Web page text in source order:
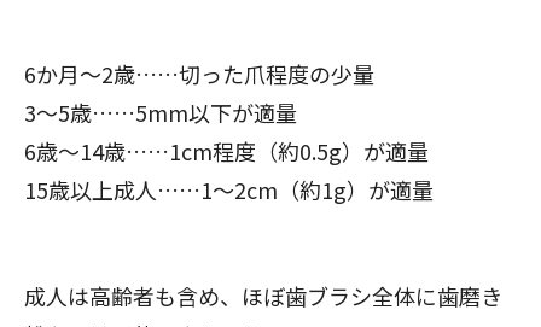
6か月～2歳……切った爪程度の少量
3～5歳……5mm以下が適量
6歳～14歳……1cm程度（約0.5g）が適量
15歳以上成人……1～2cm（約1g）が適量
成人は高齢者も含め、ほぼ歯ブラシ全体に歯磨き